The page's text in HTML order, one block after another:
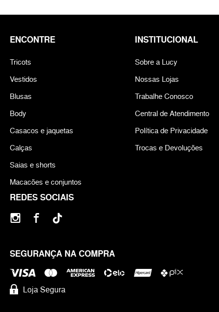
REDES SOCIAIS
SEGURANÇA NA COMPRA
Loja Segura
ENCONTRE
Tricots
Vestidos
Blusas
Body
Casacos e jaquetas
Calças
Saias e shorts
Macacões e conjuntos
INSTITUCIONAL
Sobre a Lucy
Nossas Lojas
Trabalhe Conosco
Central de Atendimento
Política de Privacidade
Trocas e Devoluções